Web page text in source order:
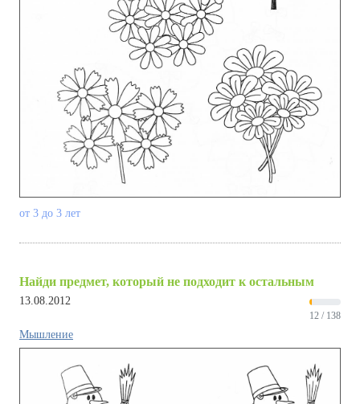
от 3 до 3 лет
Найди предмет, который не подходит к остальным
13.08.2012
12 / 138
Мышление